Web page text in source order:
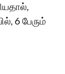
6 பேரும்